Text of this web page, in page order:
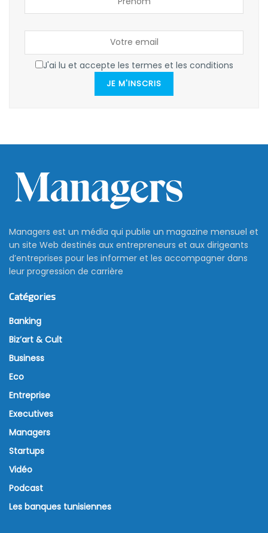
J'ai lu et accepte les termes et les conditions
JE M'INSCRIS
Managers est un média qui publie un magazine mensuel et
un site Web destinés aux entrepreneurs et aux dirigeants
d’entreprises pour les informer et les accompagner dans
leur progression de carrière
Catégories
Banking
Biz’art & Cult
Business
Eco
Entreprise
Executives
Managers
Startups
Vidéo
Podcast
Les banques tunisiennes